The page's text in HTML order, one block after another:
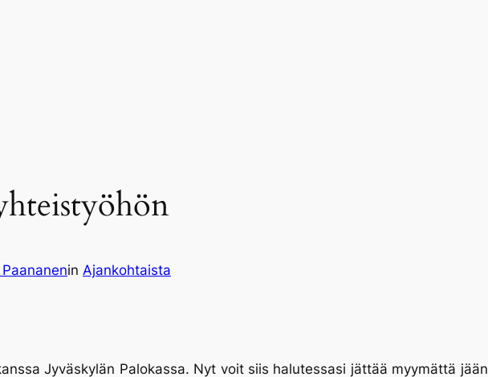
in Ajankohtaista
Jyväskylän Palokassa. Nyt voit siis halutessasi jättää myymättä